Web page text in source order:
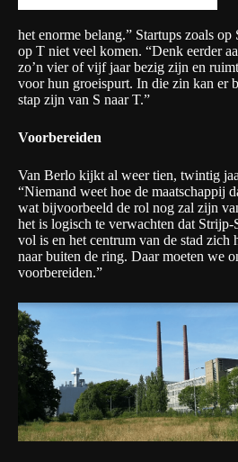
het enorme belang.” Startups zoals
op T niet veel komen. “Denk eerder
zo’n vier of vijf jaar bezig zijn en
voor hun groeispurt. In die zin kan er
stap zijn van S naar T.”
Voorbereiden
Van Berlo kijkt al weer tien, twintig
“Niemand weet hoe de maatschappij
wat bijvoorbeeld de rol nog zal zijn
het is logisch te verwachten dat Strijp-
vol is en het centrum van de stad zich
naar buiten de ring. Daar moeten we
voorbereiden.”